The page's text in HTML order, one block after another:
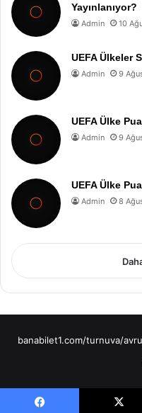
Yayınlanıyor?
Admin 10
UEFA Ülkeler
Admin 9
UEFA Ülke
Admin 9
UEFA Ülke
Admin 8
banabilet1.com/turnuva/